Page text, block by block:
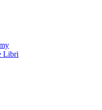
Libri